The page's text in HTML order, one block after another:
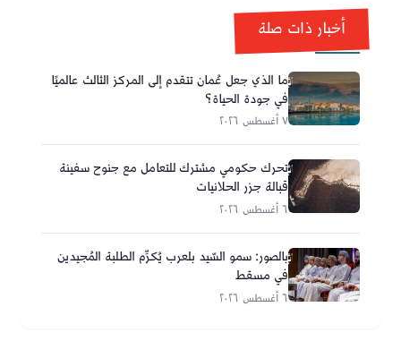
أخبار ذات صلة
ما الذي جعل عُمان تتقدم إلى المركز الثالث عالميًا
في جودة الحياة؟
٧ أغسطس ٢٠٢٦
تحرك حكومي مشترك للتعامل مع جنوح سفينة
قبالة جزر الحلانيات
٦ أغسطس ٢٠٢٦
بالصور: سمو السّيد بلعرب يُكرِّم الطلبة المُجيدين
في مسقط
٦ أغسطس ٢٠٢٦